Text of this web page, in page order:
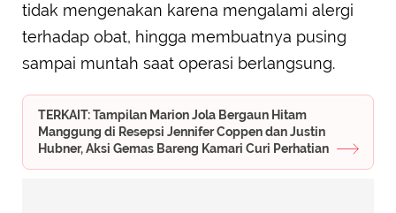
tidak mengenakan karena mengalami alergi
terhadap obat, hingga membuatnya pusing
sampai muntah saat operasi berlangsung.
TERKAIT: Tampilan Marion Jola Bergaun Hitam
Manggung di Resepsi Jennifer Coppen dan Justin
Hubner, Aksi Gemas Bareng Kamari Curi Perhatian